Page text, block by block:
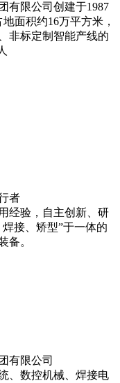
有限公司创建于1987
面积约16万平方米，
非标定制智能产线的
者
经验，自主创新、研
接、矫型”于一体的
备。
有限公司
、数控机械、焊接电